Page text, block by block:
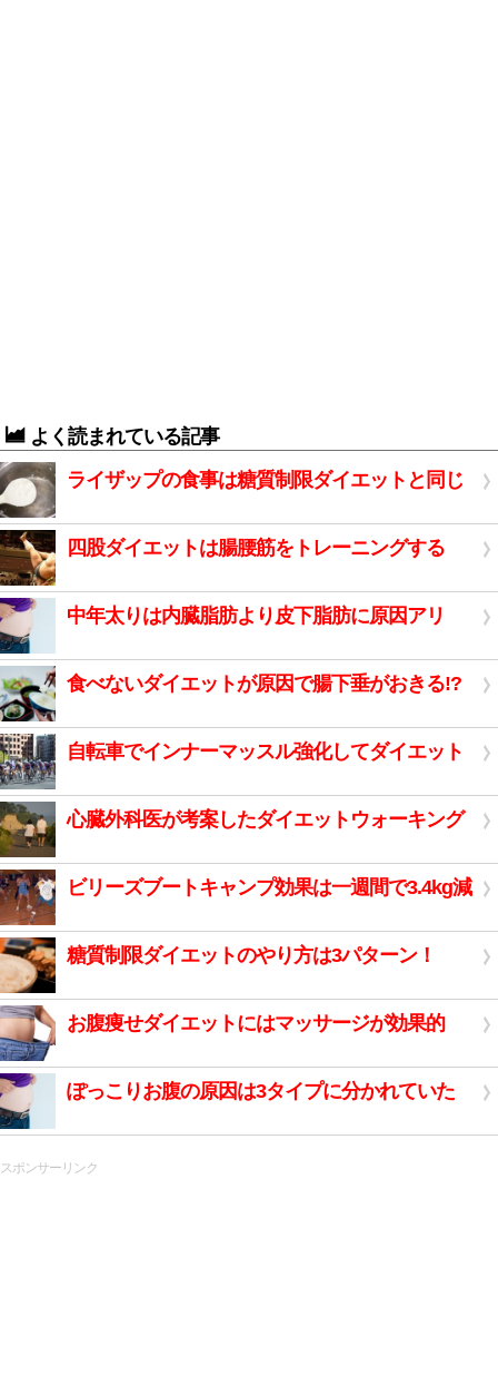
よく読まれている記事
ライザップの食事は糖質制限ダイエットと同じ
四股ダイエットは腸腰筋をトレーニングする
中年太りは内臓脂肪より皮下脂肪に原因アリ
食べないダイエットが原因で腸下垂がおきる!?
自転車でインナーマッスル強化してダイエット
心臓外科医が考案したダイエットウォーキング
ビリーズブートキャンプ効果は一週間で3.4kg減
糖質制限ダイエットのやり方は3パターン！
お腹痩せダイエットにはマッサージが効果的
ぽっこりお腹の原因は3タイプに分かれていた
スポンサーリンク